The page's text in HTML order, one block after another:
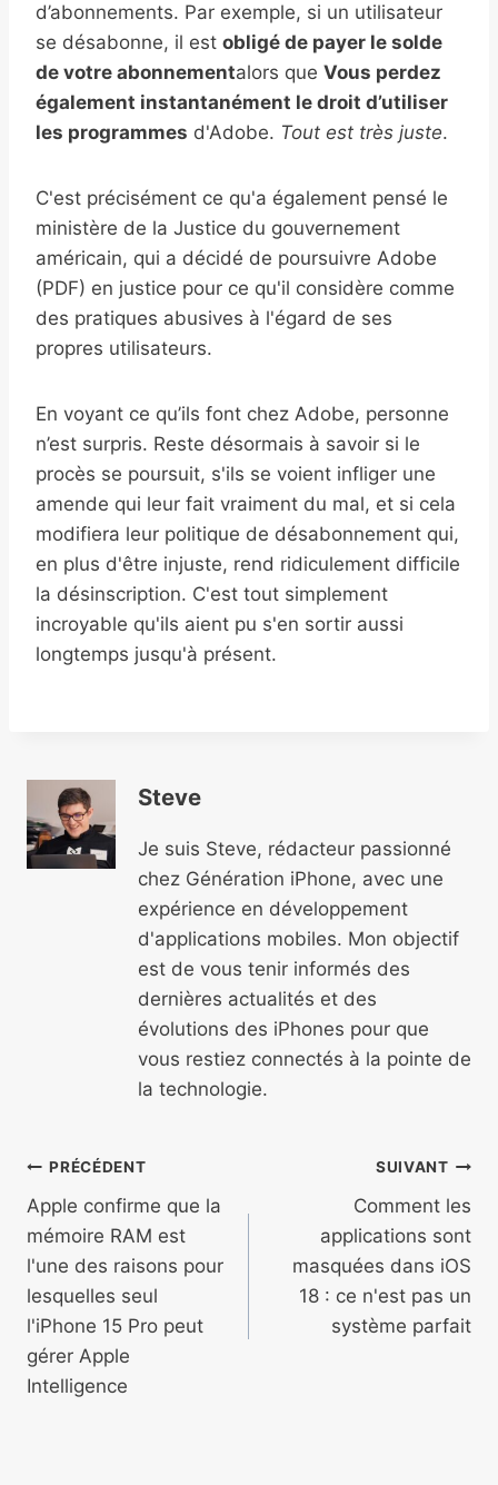
d’abonnements. Par exemple, si un utilisateur
se désabonne, il est obligé de payer le solde
de votre abonnementalors que Vous perdez
également instantanément le droit d’utiliser
les programmes d'Adobe. Tout est très juste.
C'est précisément ce qu'a également pensé le
ministère de la Justice du gouvernement
américain, qui a décidé de poursuivre Adobe
(PDF) en justice pour ce qu'il considère comme
des pratiques abusives à l'égard de ses
propres utilisateurs.
En voyant ce qu’ils font chez Adobe, personne
n’est surpris. Reste désormais à savoir si le
procès se poursuit, s'ils se voient infliger une
amende qui leur fait vraiment du mal, et si cela
modifiera leur politique de désabonnement qui,
en plus d'être injuste, rend ridiculement difficile
la désinscription. C'est tout simplement
incroyable qu'ils aient pu s'en sortir aussi
longtemps jusqu'à présent.
Steve
Je suis Steve, rédacteur passionné
chez Génération iPhone, avec une
expérience en développement
d'applications mobiles. Mon objectif
est de vous tenir informés des
dernières actualités et des
évolutions des iPhones pour que
vous restiez connectés à la pointe de
la technologie.
Navigation
de
l’article
PRÉCÉDENT
Apple confirme que la
mémoire RAM est
l'une des raisons pour
lesquelles seul
l'iPhone 15 Pro peut
gérer Apple
Intelligence
SUIVANT
Comment les
applications sont
masquées dans iOS
18 : ce n'est pas un
système parfait